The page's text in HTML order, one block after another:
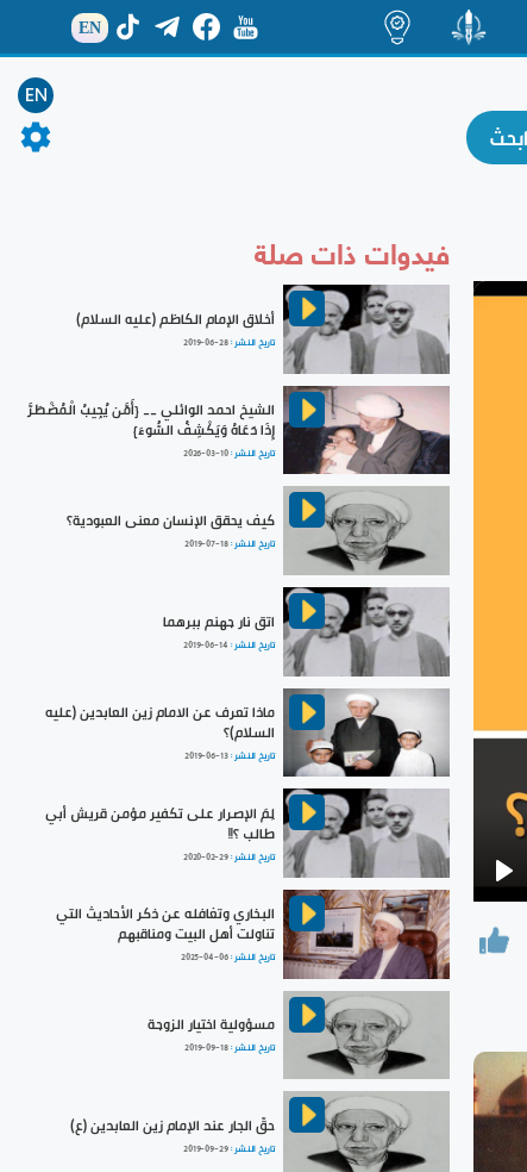
EN
EN
فيدوات ذات صلة
أخلاق الإمام الكاظم (عليه السلام)
تاريخ النشر :2019-06-28
الشيخ احمد الوائلي __ {أَمَّن يُجِيبُ الْمُضْطَرَّ
إِذَا دَعَاهُ وَيَكْشِفُ السُّوءَ}
تاريخ النشر :2026-03-10
كيف يحقق الإنسان معنى العبودية؟
تاريخ النشر :2019-07-18
اتق نار جهنم ببرهما
تاريخ النشر : 2019-06-14
ماذا تعرف عن الامام زين العابدين (عليه
السلام)؟
تاريخ النشر :2019-06-13
لِمَ الإصرار على تكفير مؤمن قريش أبي
طالب ؟!!
تاريخ النشر :2020-02-29
البخاري وتغافله عن ذكر الأحاديث التي
تناولت أهل البيت ومناقبهم
تاريخ النشر :2025-04-06
مسؤولية اختيار الزوجة
تاريخ النشر :2019-09-18
حقّ الجار عند الإمام زين العابدين (ع)
تاريخ النشر :2019-09-29